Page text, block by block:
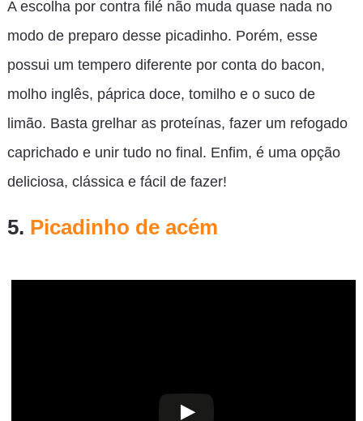
A escolha por contra filé não muda quase nada no
modo de preparo desse picadinho. Porém, esse
possui um tempero diferente por conta do bacon,
molho inglês, páprica doce, tomilho e o suco de
limão. Basta grelhar as proteínas, fazer um refogado
caprichado e unir tudo no final. Enfim, é uma opção
deliciosa, clássica e fácil de fazer!
5. Picadinho de acém